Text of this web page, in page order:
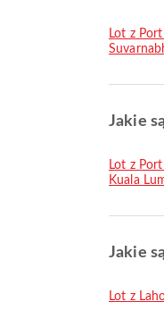
lot z
Jakie
lot z
Kuala
Jakie
lot z